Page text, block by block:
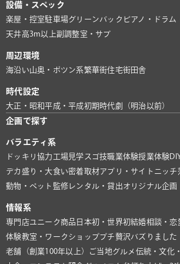
設備・スペック
楽屋・控室駐車場グリーンバック ピアノ・ドラム
天井高3m以上副調整室・サブ
周辺環境
海沿い山奥・ポツン系繁華街住宅街田舎
時代設定
大正・昭和平成・平成初期時代劇（明治以前）
企画で探す
バラエティ系
ドッキリ協力 工場見学 スゴ技職業体験授業体験
デカ盛り・大食い密着取材アプリ・サイト ニッチ
動物・ペット 監修 レンタル・貸出オリジナル企画
情報系
専門店ユニーク商品 日本初・世界初結婚相談・恋
体験教室・ワークショッププチ贅沢バズりました
老舗（創業100年以上）
ご当地グルメ 伝統・文化